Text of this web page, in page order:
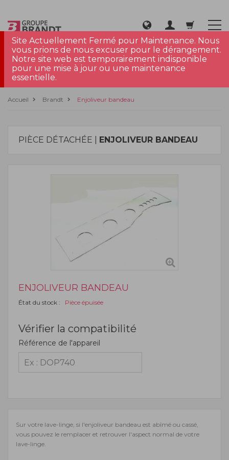
Site Actuellement Fermé pour Maintenance. Nous
vous prions de nous excuser pour le dérangement.
Notre site web est temporairement indisponible
pour une mise à jour ou une maintenance
essentielle.
Accueil Brandt Enjoliveur bandeau
PIÈCE DÉTACHÉE | ENJOLIVEUR BANDEAU
ENJOLIVEUR BANDEAU
État du stock : Pièce épuisée
Vérifier la compatibilité
Référence de l'appareil
Sur votre lave-linge, si l'enjoliveur bandeau est abîmé ou cassé,
vous pouvez le remplacer et retrouver l'aspect normal de votre
lave-linge.